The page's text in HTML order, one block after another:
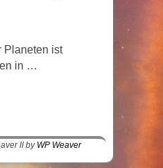
Planeten ist
in …
II by WP Weaver